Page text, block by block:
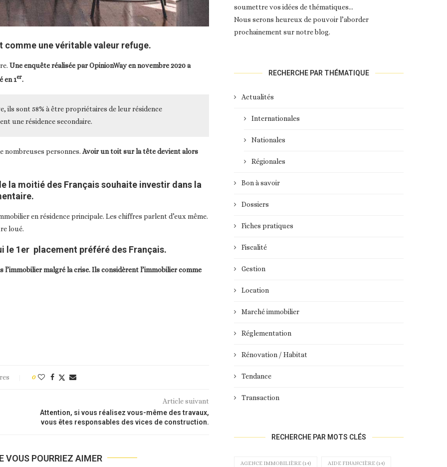
comme une véritable valeur refuge.
Une enquête réalisée par OpinionWay en novembre 2020 a
en 1er.
ils sont 58% à être propriétaires de leur résidence
une résidence secondaire.
nombreuses personnes. Avoir un toit sur la tête devient alors
la moitié des Français souhaite investir dans la
en résidence principale. Les chiffres parlent d’eux même.
loué.
le 1er placement préféré des Français.
l’immobilier malgré la crise. Ils considèrent l’immobilier comme
0
Article suivant
Attention, si vous réalisez vous-même des travaux,
vous êtes responsables des vices de construction.
VOUS POURRIEZ AIMER
soumettre vos idées de thématiques…
Nous serons heureux de pouvoir l’aborder
prochainement sur notre blog.
RECHERCHE PAR THÉMATIQUE
Actualités
Internationales
Nationales
Régionales
Bon à savoir
Dossiers
Fiches pratiques
Fiscalité
Gestion
Location
Marché immobilier
Réglementation
Rénovation / Habitat
Tendance
Transaction
RECHERCHE PAR MOTS CLÉS
AGENCE IMMOBILIÈRE (14) AIDE FINANCIÈRE (14)